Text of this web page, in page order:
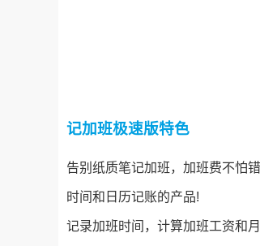
记加班极速版特色
告别纸质笔记加班，加班费不怕
时间和日历记账的产品!
记录加班时间，计算加班工资和